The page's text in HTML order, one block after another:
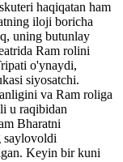
haqiqatan ham
iloji boricha
uning butunlay
Ram rolini
o'ynaydi,
siyosatchi.
va Ram roliga
u raqibidan
Bharatni
saylovoldi
Keyin bir kuni